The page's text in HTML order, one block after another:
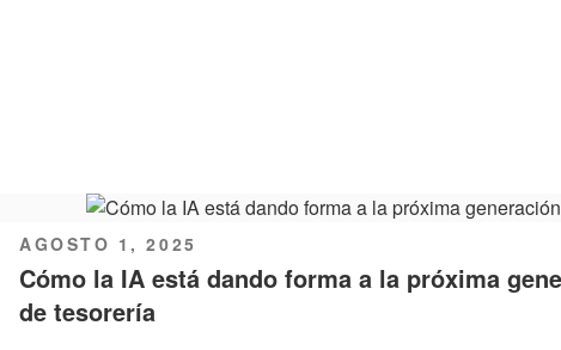
PUBLICADO
EL
AGOSTO 1, 2025
Cómo la IA está dando forma a la próxima
de tesorería